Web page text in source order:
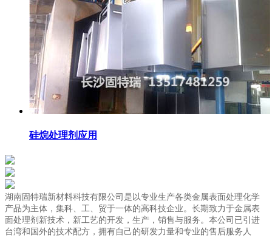
硅烷处理剂应用
湖南固特瑞新材料科技有限公司是以专业生产各类金属表面处理化学
产品为主体，集科、工、贸于一体的高科技企业。长期致力于金属表
面处理剂新技术，新工艺的开发，生产，销售与服务。本公司已引进
台湾和国外的技术配方，拥有自己的研发力量和专业的售后服务人